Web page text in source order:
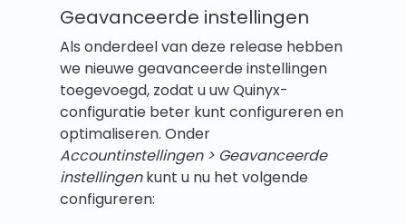
Geavanceerde instellingen
Als onderdeel van deze release hebben
we nieuwe geavanceerde instellingen
toegevoegd, zodat u uw Quinyx-
configuratie beter kunt configureren en
optimaliseren. Onder
Accountinstellingen > Geavanceerde
instellingenkunt u nu het volgende
configureren: